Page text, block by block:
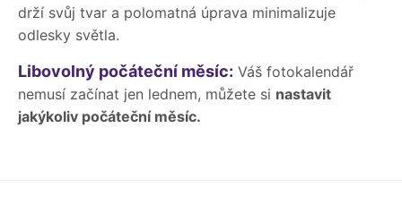
drží svůj tvar a polomatná úprava minimalizuje
odlesky světla.
Libovolný počáteční měsíc: Váš fotokalendář
nemusí začínat jen lednem, můžete si nastavit
jakýkoliv počáteční měsíc.